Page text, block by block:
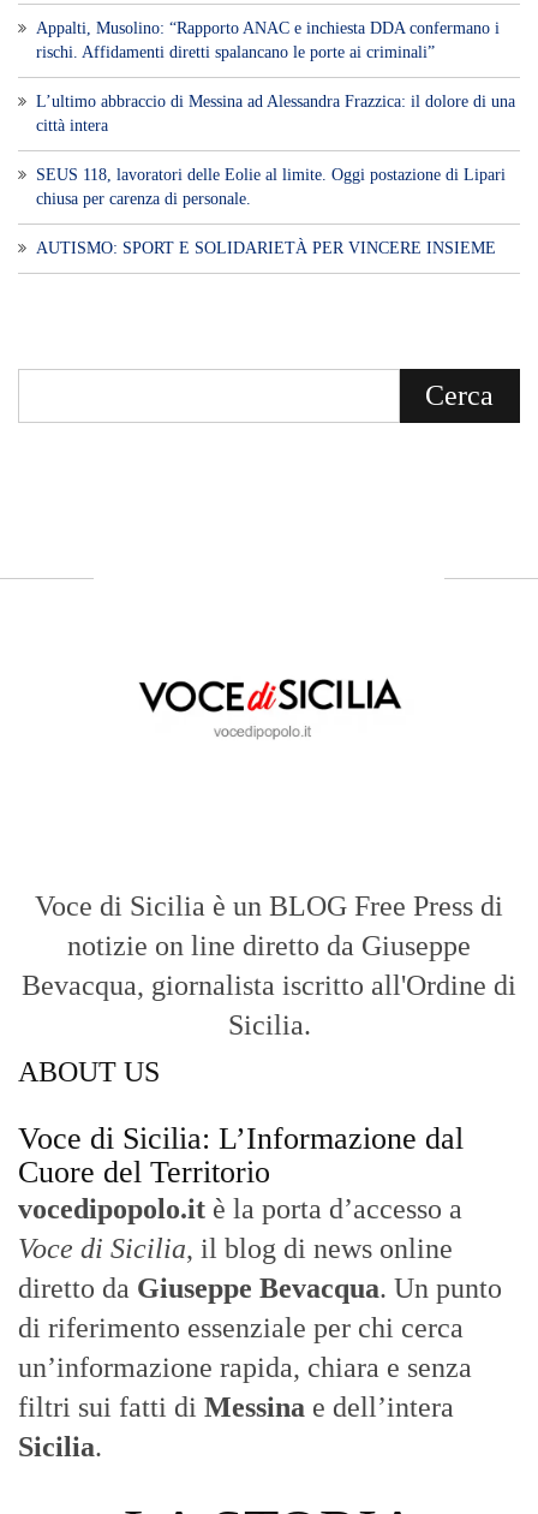
​Appalti, Musolino: “Rapporto ANAC e inchiesta DDA confermano i
rischi. Affidamenti diretti spalancano le porte ai criminali”
L’ultimo abbraccio di Messina ad Alessandra Frazzica: il dolore di una
città intera
SEUS 118, lavoratori delle Eolie al limite. Oggi postazione di Lipari
chiusa per carenza di personale.
AUTISMO: SPORT E SOLIDARIETÀ PER VINCERE INSIEME
Voce di Sicilia è un BLOG Free Press di
notizie on line diretto da Giuseppe
Bevacqua, giornalista iscritto all'Ordine di
Sicilia.
ABOUT US
Voce di Sicilia: L’Informazione dal
Cuore del Territorio
vocedipopolo.it è la porta d’accesso a
Voce di Sicilia, il blog di news online
diretto da Giuseppe Bevacqua. Un punto
di riferimento essenziale per chi cerca
un’informazione rapida, chiara e senza
filtri sui fatti di Messina e dell’intera
Sicilia.